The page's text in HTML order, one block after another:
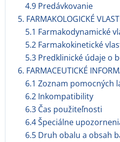
4.9 Predávkovanie
5. FARMAKOLOGICKÉ
5.1 Farmakodynamické
5.2 Farmakokinetické
5.3 Predklinické údaje o
6. FARMACEUTICKÉ
6.1 Zoznam pomocných
6.2 Inkompatibility
6.3 Čas použiteľnosti
6.4 Špeciálne
6.5 Druh obalu a obsah